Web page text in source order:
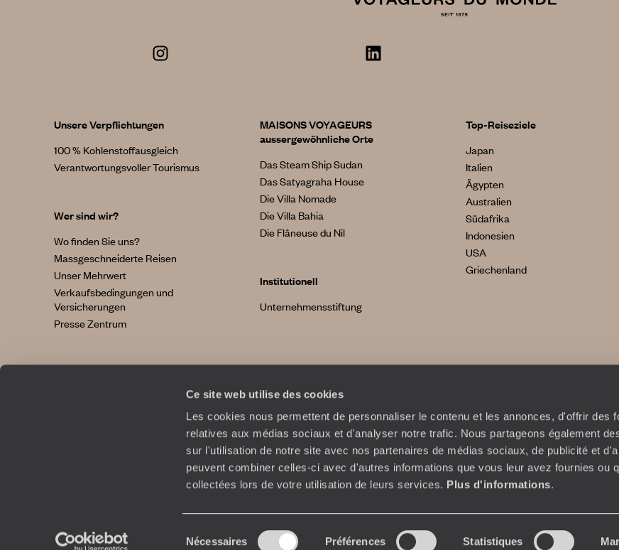
Ce site web utilise des cookies
Les cookies nous permettent de personnaliser le contenu et les annonces, d'offrir des
relatives aux médias sociaux et d'analyser notre trafic. Nous partageons également
sur l'utilisation de notre site avec nos partenaires de médias sociaux, de publicité et
peuvent combiner celles-ci avec d'autres informations que vous leur avez fournies ou
collectées lors de votre utilisation de leurs services. Plus d'informations.
Nécessaires Préférences Statistiques
Unsere Verpflichtungen
100 % Kohlenstoffausgleich
Verantwortungsvoller Tourismus
Wer sind wir?
Wo finden Sie uns?
Massgeschneiderte Reisen
Unser Mehrwert
Verkaufsbedingungen und
Versicherungen
Presse Zentrum
MAISONS VOYAGEURS
aussergewöhnliche Orte
Das Steam Ship Sudan
Das Satyagraha House
Die Villa Nomade
Die Villa Bahia
Die Flâneuse du Nil
Institutionell
Unternehmensstiftung
Top-Reiseziele
Japan
Italien
Ägypten
Australien
Südafrika
Indonesien
USA
Griechenland